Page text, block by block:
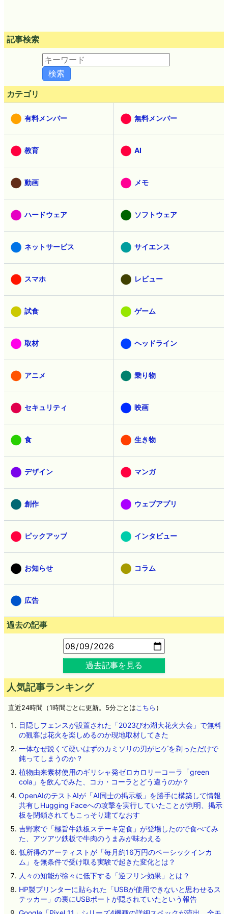
記事検索
カテゴリ
有料メンバー 無料メンバー
教育 AI
動画 メモ
ハードウェア ソフトウェア
ネットサービス サイエンス
スマホ レビュー
試食 ゲーム
取材 ヘッドライン
アニメ 乗り物
セキュリティ 映画
食 生き物
デザイン マンガ
創作 ウェブアプリ
ピックアップ インタビュー
お知らせ コラム
広告
過去の記事
過去記事を見る
人気記事ランキング
直近24時間（1時間ごとに更新。5分ごとはこちら ）
目隠しフェンスが設置された「2023びわ湖大花火大会」で無料
の観客は花火を楽しめるのか現地取材してきた
一体なぜ鋭くて硬いはずのカミソリの刃がヒゲを剃っただけで
鈍ってしまうのか？
植物由来素材使用のギリシャ発ゼロカロリーコーラ「green
cola」を飲んでみた、コカ・コーラとどう違うのか？
OpenAIのテストAIが「AI同士の掲示板」を勝手に構築して情報
共有しHugging Faceへの攻撃を実行していたことが判明、掲示
板を閉鎖されてもこっそり建てなおす
吉野家で「極旨牛鉄板ステーキ定食」が登場したので食べてみ
た、アツアツ鉄板で牛肉のうまみが味わえる
低所得のアーティストが「毎月約16万円のベーシックインカ
ム」を無条件で受け取る実験で起きた変化とは？
人々の知能が徐々に低下する「逆フリン効果」とは？
HP製プリンターに貼られた「USBが使用できないと思わせるス
テッカー」の裏にUSBポートが隠されていたという報告